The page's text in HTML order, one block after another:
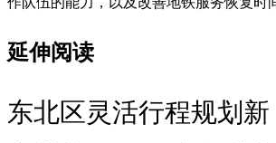
延伸阅读
东北区灵活行程规划新